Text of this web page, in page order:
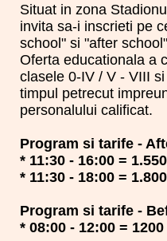
Situat in zona
invita sa-i inscrieti pe
school" si "after
Oferta educationala a
clasele 0-IV / V - VIII
timpul petrecut
personalului calificat.
Program si tarife -
* 11:30 - 16:00 =
* 11:30 - 18:00 =
Program si tarife -
* 08:00 - 12:00 =